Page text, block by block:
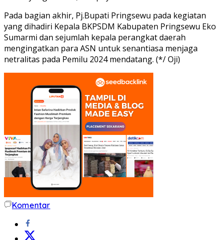
Pada bagian akhir, Pj.Bupati Pringsewu pada kegiatan
yang dihadiri Kepala BKPSDM Kabupaten Pringsewu Eko
Sumarmi dan sejumlah kepala perangkat daerah
mengingatkan para ASN untuk senantiasa menjaga
netralitas pada Pemilu 2024 mendatang. (*/ Oji)
Komentar